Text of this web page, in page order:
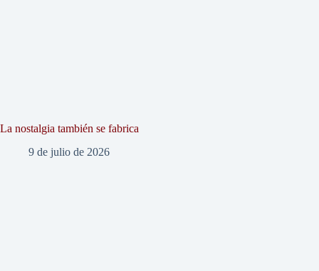
La nostalgia también se fabrica
9 de julio de 2026